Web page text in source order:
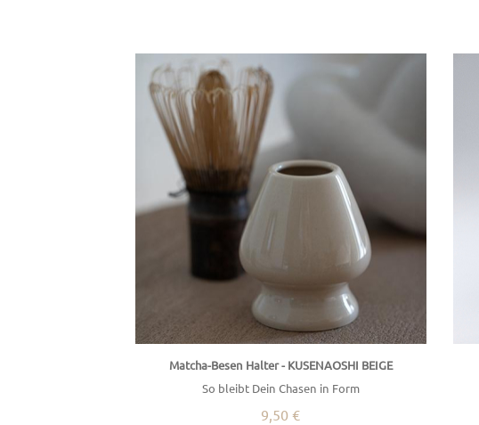
Matcha-Besen Halter - KUSENAOSHI BEIGE
So bleibt Dein Chasen in Form
9,50 €